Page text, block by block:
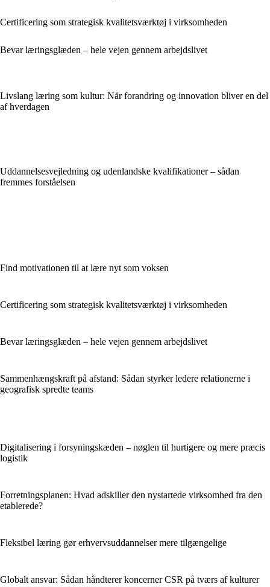
Certificering som strategisk kvalitetsværktøj i virksomheden
Bevar læringsglæden – hele vejen gennem arbejdslivet
Livslang læring som kultur: Når forandring og innovation bliver en del
af hverdagen
Uddannelsesvejledning og udenlandske kvalifikationer – sådan
fremmes forståelsen
Find motivationen til at lære nyt som voksen
Certificering som strategisk kvalitetsværktøj i virksomheden
Bevar læringsglæden – hele vejen gennem arbejdslivet
Sammenhængskraft på afstand: Sådan styrker ledere relationerne i
geografisk spredte teams
Digitalisering i forsyningskæden – nøglen til hurtigere og mere præcis
logistik
Forretningsplanen: Hvad adskiller den nystartede virksomhed fra den
etablerede?
Fleksibel læring gør erhvervsuddannelser mere tilgængelige
Globalt ansvar: Sådan håndterer koncerner CSR på tværs af kulturer